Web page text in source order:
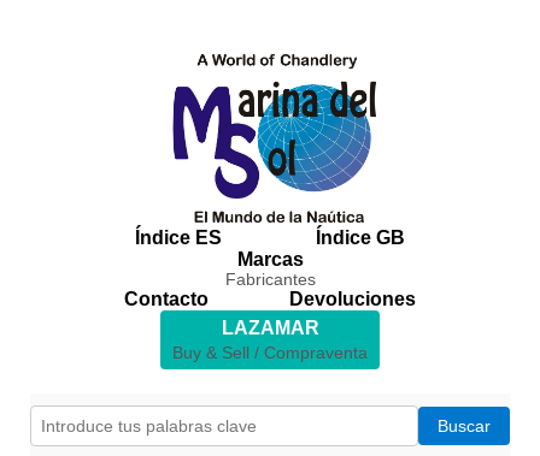
Índice ES
Índice GB
Marcas
Fabricantes
Contacto
Devoluciones
LAZAMAR
Buy & Sell / Compraventa